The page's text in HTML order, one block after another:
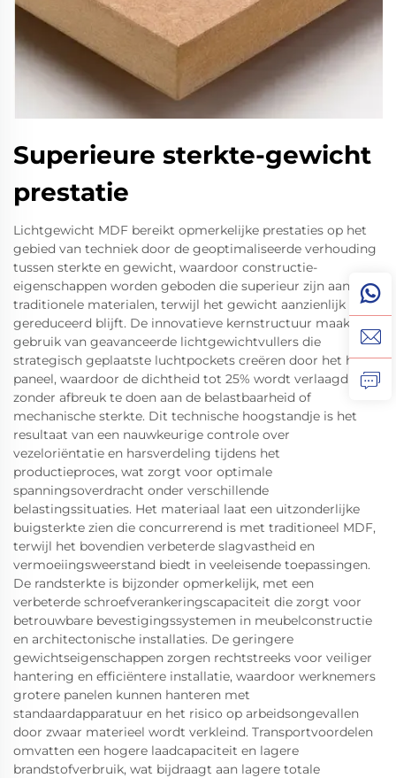
Superieure sterkte-gewicht
prestatie
Lichtgewicht MDF bereikt opmerkelijke prestaties op het
gebied van techniek door de geoptimaliseerde verhouding
tussen sterkte en gewicht, waardoor constructie-
eigenschappen worden geboden die superieur zijn aan
traditionele materialen, terwijl het gewicht aanzienlijk
gereduceerd blijft. De innovatieve kernstructuur maakt
gebruik van geavanceerde lichtgewichtvullers die
strategisch geplaatste luchtpockets creëren door het hele
paneel, waardoor de dichtheid tot 25% wordt verlaagd
zonder afbreuk te doen aan de belastbaarheid of
mechanische sterkte. Dit technische hoogstandje is het
resultaat van een nauwkeurige controle over
vezeloriëntatie en harsverdeling tijdens het
productieproces, wat zorgt voor optimale
spanningsoverdracht onder verschillende
belastingssituaties. Het materiaal laat een uitzonderlijke
buigsterkte zien die concurrerend is met traditioneel MDF,
terwijl het bovendien verbeterde slagvastheid en
vermoeiingsweerstand biedt in veeleisende toepassingen.
De randsterkte is bijzonder opmerkelijk, met een
verbeterde schroefverankeringscapaciteit die zorgt voor
betrouwbare bevestigingssystemen in meubelconstructie
en architectonische installaties. De geringere
gewichtseigenschappen zorgen rechtstreeks voor veiliger
hantering en efficiëntere installatie, waardoor werknemers
grotere panelen kunnen hanteren met
standaardapparatuur en het risico op arbeidsongevallen
door zwaar materieel wordt verkleind. Transportvoordelen
omvatten een hogere laadcapaciteit en lagere
brandstofverbruik, wat bijdraagt aan lagere totale